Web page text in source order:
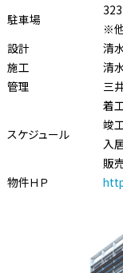
駐車場
※
設計
清
施工
清
管理
三
スケジュール
着
竣
入
販
物件ＨＰ